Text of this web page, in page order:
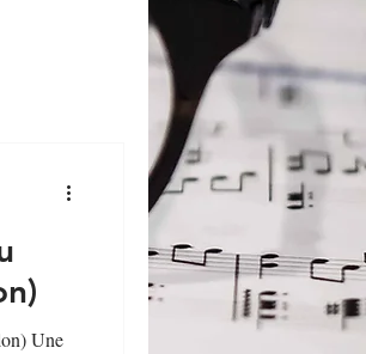
Une